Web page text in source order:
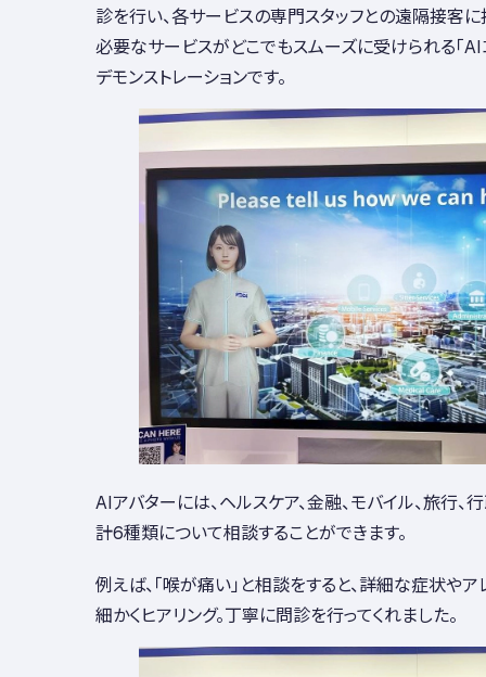
診を行い、各サービスの専門スタッフとの遠隔接客に
必要なサービスがどこでもスムーズに受けられる「AI
デモンストレーションです。
AIアバターには、ヘルスケア、金融、モバイル、旅行、
計6種類について相談することができます。
例えば、「喉が痛い」と相談をすると、詳細な症状や
細かくヒアリング。丁寧に問診を行ってくれました。